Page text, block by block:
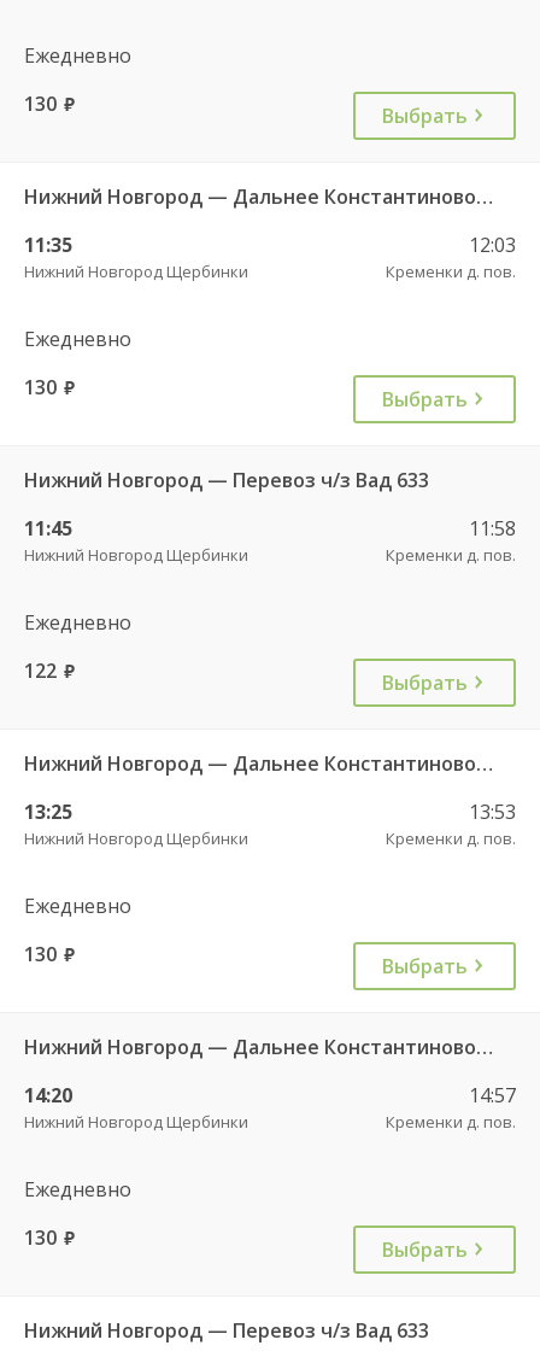
Ежедневно
130 руб. Выбрать
Нижний Новгород — Дальнее Константиново 1533
11:35
Нижний Новгород Щербинки
12:03
Кременки д. пов.
Ежедневно
130 руб. Выбрать
Нижний Новгород — Перевоз ч/з Вад 633
11:45
Нижний Новгород Щербинки
11:58
Кременки д. пов.
Ежедневно
122 руб. Выбрать
Нижний Новгород — Дальнее Константиново 1533
13:25
Нижний Новгород Щербинки
13:53
Кременки д. пов.
Ежедневно
130 руб. Выбрать
Нижний Новгород — Дальнее Константиново 1533
14:20
Нижний Новгород Щербинки
14:57
Кременки д. пов.
Ежедневно
130 руб. Выбрать
Нижний Новгород — Перевоз ч/з Вад 633